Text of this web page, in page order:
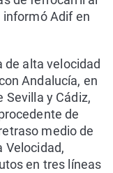
informó Adif en
de alta velocidad
Andalucía, en
Sevilla y Cádiz,
de
medio de
Velocidad,
en tres líneas